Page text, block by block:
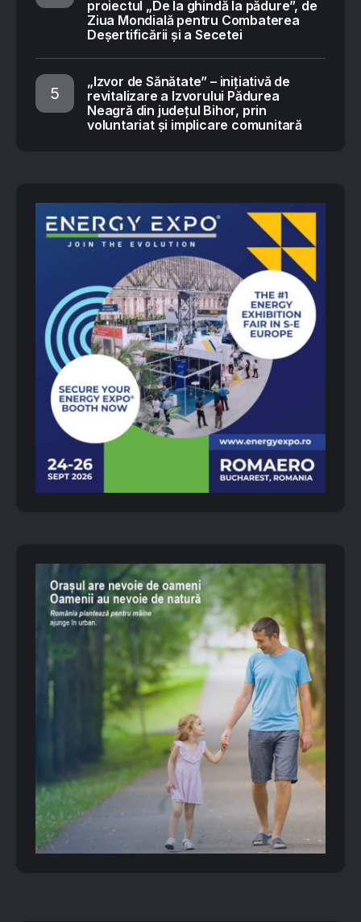
proiectul „De la ghindă la pădure”, de
Ziua Mondială pentru Combaterea
Deșertificării și a Secetei
„Izvor de Sănătate” – inițiativă de
revitalizare a Izvorului Pădurea
Neagră din județul Bihor, prin
voluntariat și implicare comunitară